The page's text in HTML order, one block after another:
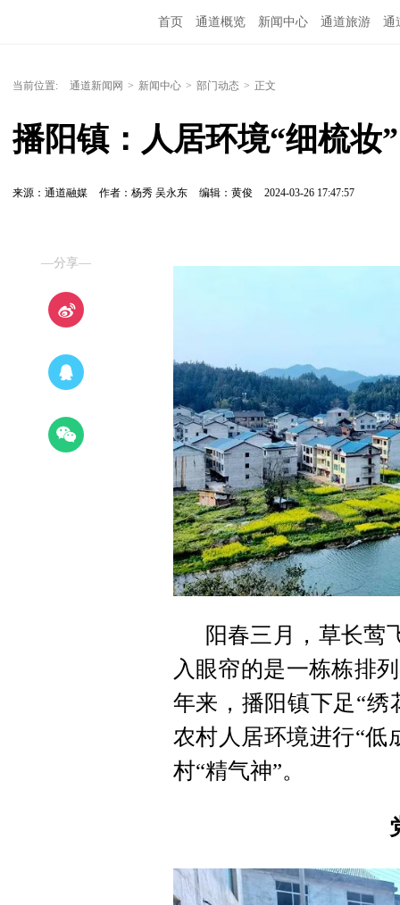
首页 通道概览 新闻中心 通道旅游 通
当前位置: 通道新闻网 > 新闻中心 > 部门动态 > 正文
播阳镇：人居环境“细梳妆
来源：通道融媒 作者：杨秀 吴永东 编辑：黄俊 2024-03-26 17:47:57
—分享—
阳春三月，草长莺
入眼帘的是一栋栋排
年来，播阳镇下足“绣
农村人居环境进行“低
村“精气神”。